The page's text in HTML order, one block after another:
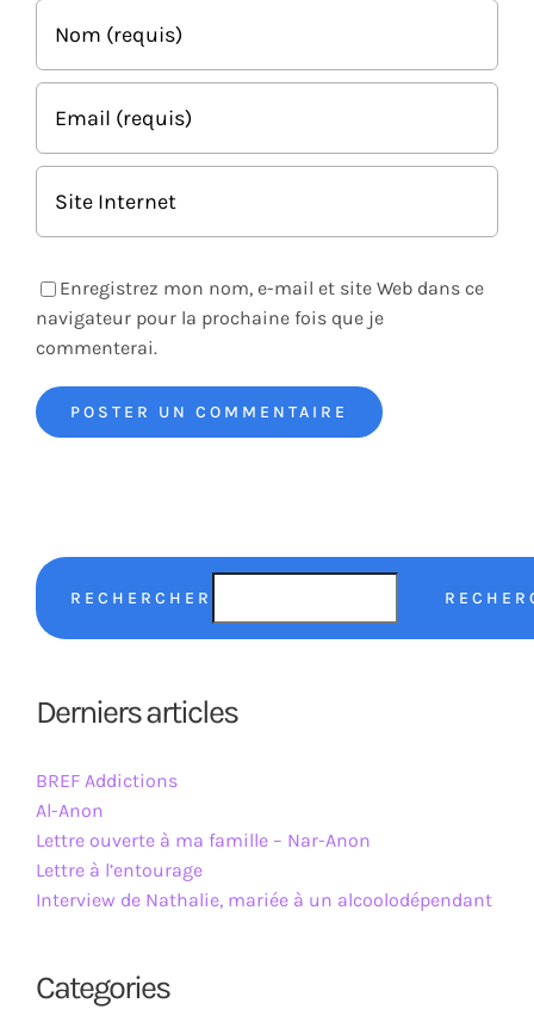
Enregistrez mon nom, e-mail et site Web dans ce
navigateur pour la prochaine fois que je
commenterai.
RECHERCHER
Derniers articles
BREF Addictions
Al-Anon
Lettre ouverte à ma famille – Nar-Anon
Lettre à l’entourage
Interview de Nathalie, mariée à un alcoolodépendant
Categories